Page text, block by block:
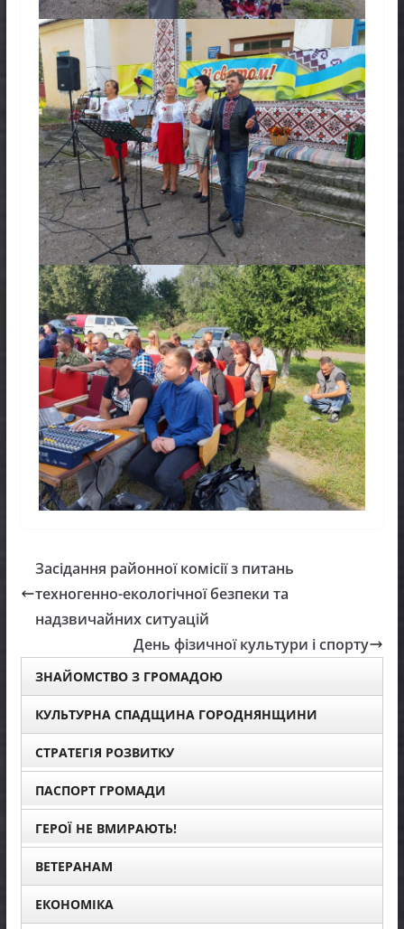
Засідання районної комісії з питань
техногенно-екологічної безпеки та
надзвичайних ситуацій
День фізичної культури і спорту
ЗНАЙОМСТВО З ГРОМАДОЮ
КУЛЬТУРНА СПАДЩИНА ГОРОДНЯНЩИНИ
СТРАТЕГІЯ РОЗВИТКУ
ПАСПОРТ ГРОМАДИ
ГЕРОЇ НЕ ВМИРАЮТЬ!
ВЕТЕРАНАМ
ЕКОНОМІКА